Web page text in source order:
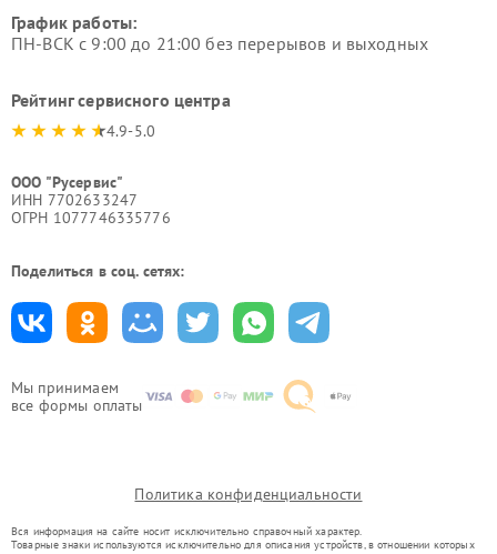
Мы принимаем
все формы оплаты
График работы:
ПН-ВСК с 9:00 до 21:00 без перерывов и выходных
Рейтинг сервисного центра
4.9-5.0
ООО "Русервис"
ИНН 7702633247
ОГРН 1077746335776
Поделиться в соц. сетях:
Политика конфиденциальности
Вся информация на сайте носит исключительно справочный характер.
Товарные знаки используются исключительно для описания устройств, в отношении которых